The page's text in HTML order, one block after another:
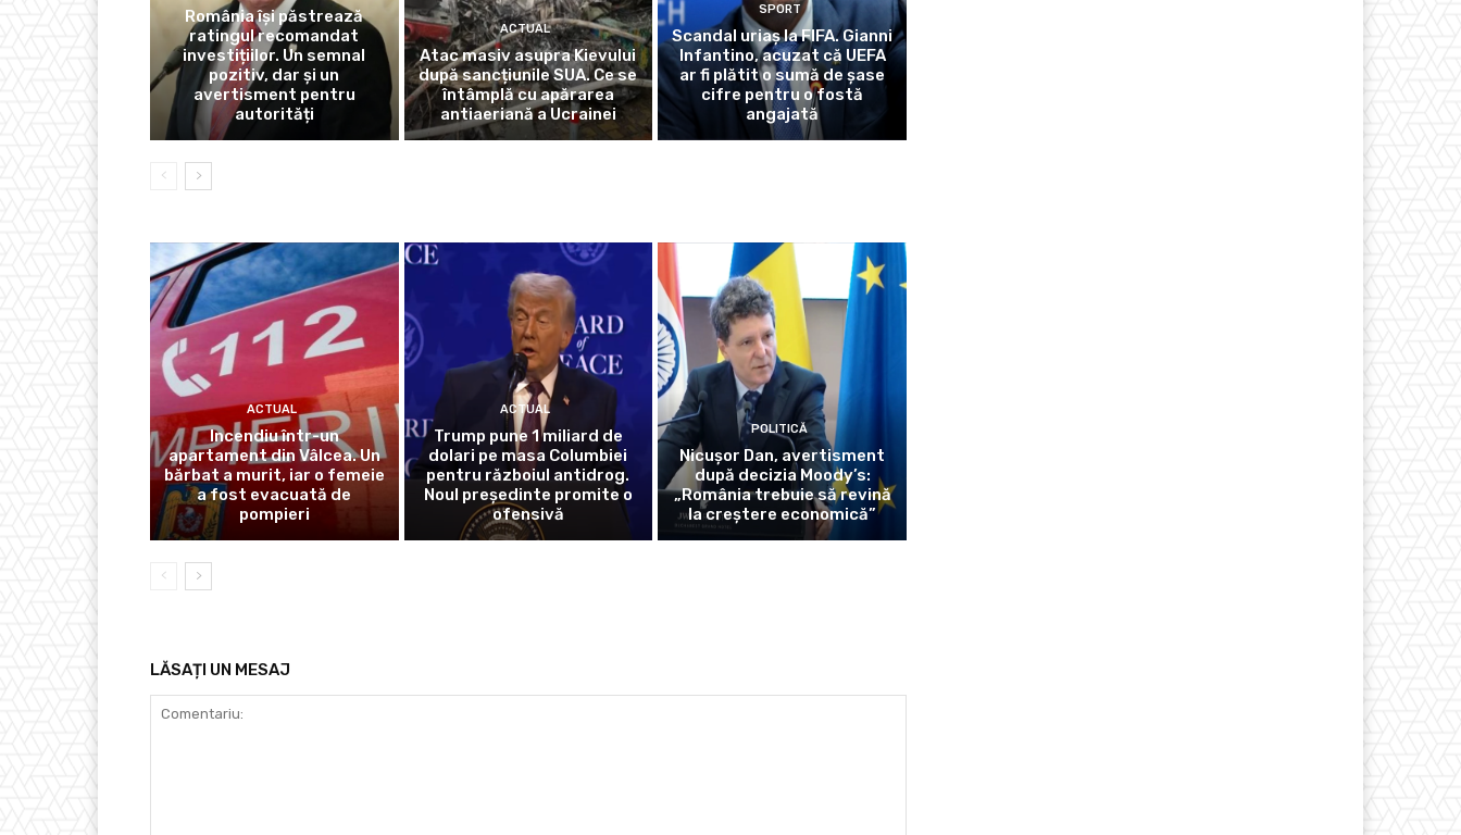
România își păstrează
ratingul recomandat
investițiilor. Un semnal
pozitiv, dar și un
avertisment pentru
autorități
ACTUAL
Atac masiv asupra Kievului
după sancțiunile SUA. Ce se
întâmplă cu apărarea
antiaeriană a Ucrainei
SPORT
Scandal uriaș la FIFA. Gianni
Infantino, acuzat că UEFA
ar fi plătit o sumă de șase
cifre pentru o fostă
angajată
ACTUAL
Incendiu într-un
apartament din Vâlcea. Un
bărbat a murit, iar o femeie
a fost evacuată de
pompieri
ACTUAL
Trump pune 1 miliard de
dolari pe masa Columbiei
pentru războiul antidrog.
Noul președinte promite o
ofensivă
POLITICĂ
Nicușor Dan, avertisment
după decizia Moody’s:
„România trebuie să revină
la creștere economică”
LĂSAȚI UN MESAJ